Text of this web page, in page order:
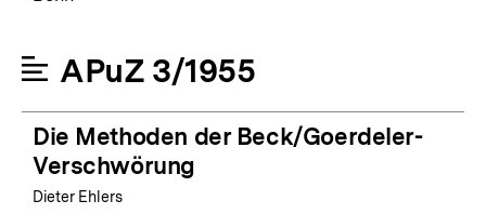
APuZ 3/1955
Die Methoden der Beck/Goerdeler-
Verschwörung
Dieter Ehlers